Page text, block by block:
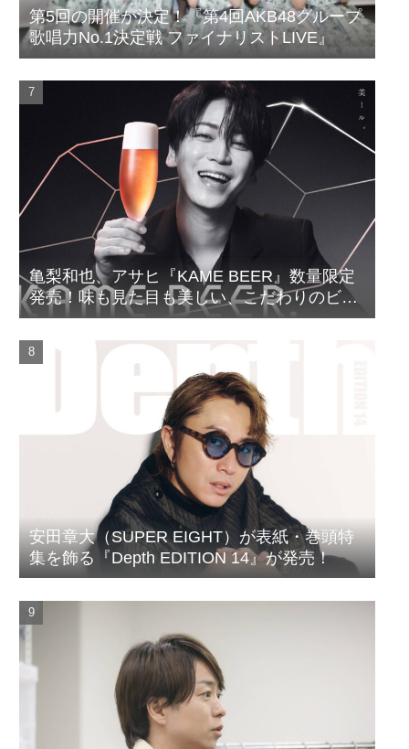
第5回の開催が決定！『第4回AKB48グループ
歌唱力No.1決定戦 ファイナリストLIVE』
亀梨和也、アサヒ『KAME BEER』数量限定
発売！味も見た目も美しい、こだわりのビー
ルがついに完成
安田章大（SUPER EIGHT）が表紙・巻頭特
集を飾る『Depth EDITION 14』が発売！